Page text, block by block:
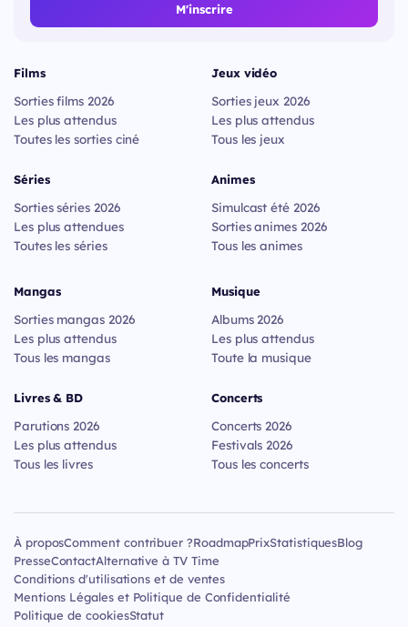
M'inscrire
Films
Sorties films 2026
Les plus attendus
Toutes les sorties ciné
Séries
Sorties séries 2026
Les plus attendues
Toutes les séries
Jeux vidéo
Sorties jeux 2026
Les plus attendus
Tous les jeux
Animes
Simulcast été 2026
Sorties animes 2026
Tous les animes
Mangas
Sorties mangas 2026
Les plus attendus
Tous les mangas
Livres & BD
Parutions 2026
Les plus attendus
Tous les livres
Musique
Albums 2026
Les plus attendus
Toute la musique
Concerts
Concerts 2026
Festivals 2026
Tous les concerts
À proposComment contribuer ?RoadmapPrixStatistiquesBlog
PresseContactAlternative à TV Time
Conditions d'utilisations et de ventes
Mentions Légales et Politique de Confidentialité
Politique de cookiesStatut